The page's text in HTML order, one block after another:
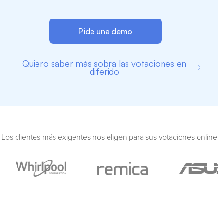
Pide una demo
Quiero saber más sobra las votaciones en
diferido
Los clientes más exigentes nos eligen para sus votaciones online